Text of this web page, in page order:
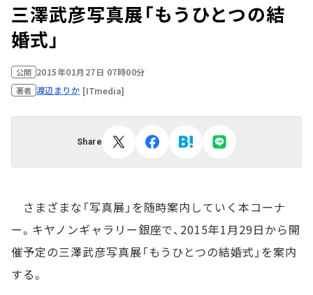
三澤武彦写真展「もうひとつの結
婚式」
公開 2015年01月27日 07時00分
著者 渡辺まりか [ITmedia]
Share
さまざまな「写真展」を随時案内していく本コーナ
ー。キヤノンギャラリー銀座で、2015年1月29日から開
催予定の三澤武彦写真展「もうひとつの結婚式」を案内
する。